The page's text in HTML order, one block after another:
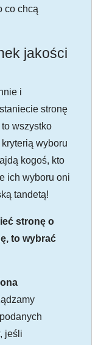
co chcą
jakości
i
stronę
wszystko
wyboru
kogoś, kto
ich wyboru oni
tandetą!
stronę o
to wybrać
jeśli